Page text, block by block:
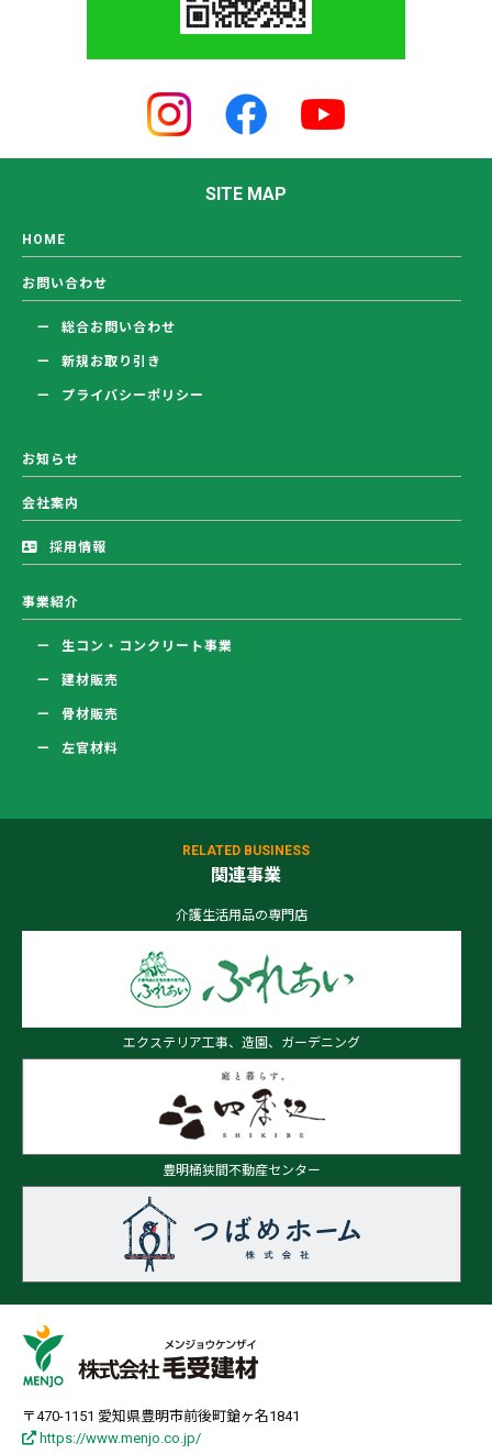
SITE MAP
HOME
お問い合わせ
総合お問い合わせ
新規お取り引き
プライバシーポリシー
お知らせ
会社案内
採用情報
事業紹介
生コン・コンクリート事業
建材販売
骨材販売
左官材料
RELATED BUSINESS
関連事業
介護生活用品の専門店
エクステリア工事、造園、ガーデニング
豊明桶狭間不動産センター
〒470-1151 愛知県豊明市前後町鎗ヶ名1841
https://www.menjo.co.jp/